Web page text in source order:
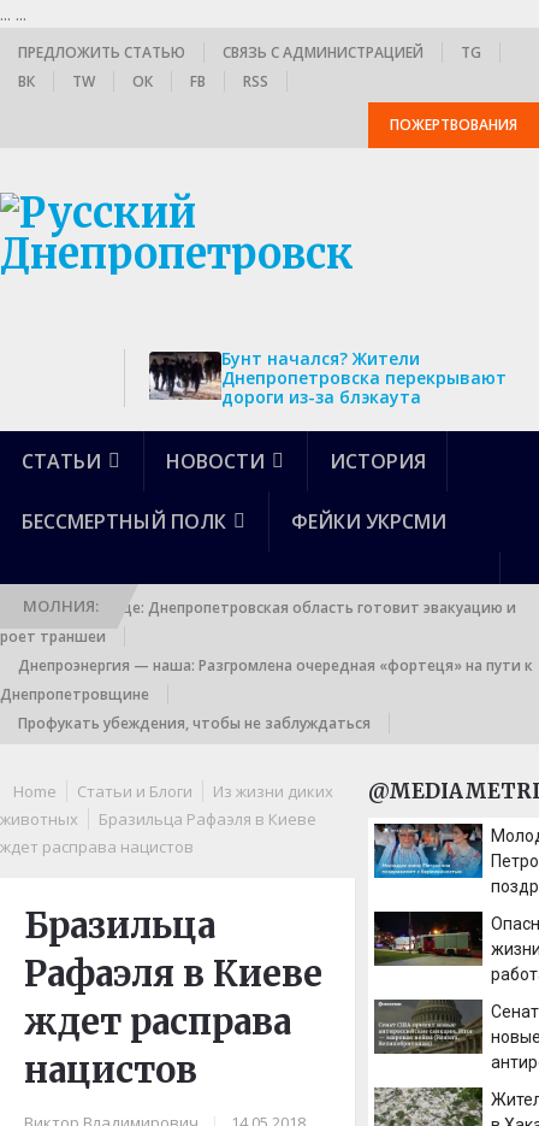
... ...
ПРЕДЛОЖИТЬ СТАТЬЮ СВЯЗЬ С АДМИНИСТРАЦИЕЙ
TG
ВК
TW ОК FB RSS
ПОЖЕРТВОВАНИЯ
Бунт начался? Жители
Днепропетровска перекрывают
дороги из-за блэкаута
СТАТЬИ НОВОСТИ ИСТОРИЯ
БЕССМЕРТНЫЙ ПОЛК ФЕЙКИ УКРСМИ
МОЛНИЯ:
Выход к границе: Днепропетровская область готовит эвакуацию и
роет траншеи
Днепроэнергия — наша: Разгромлена очередная «фортеця» на пути к
Днепропетровщине
Профукать убеждения, чтобы не заблуждаться
Home Статьи и Блоги
Из жизни диких
животных
Бразильца Рафаэля в Киеве
ждет расправа нацистов
Бразильца
Рафаэля в Киеве
ждет расправа
нацистов